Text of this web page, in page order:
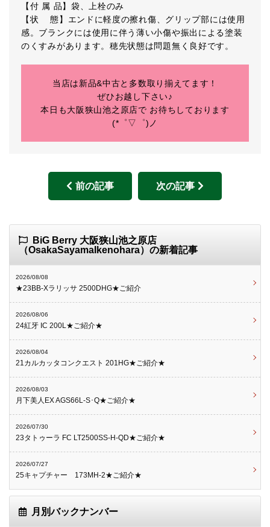
【付 属 品】袋、上栓のみ
【状 態】エンドに軽度の擦れ傷、グリップ部には使用
感。ブランクには使用に伴う薄い小傷や振出による塗装
のくすみがあります。穂先状態は問題無く良好です。
当店は新品&中古と多数取り揃えてます！
ぜひお越し下さい♪
本日も大阪狭山池之原店で お待ちしております
(*゜▽゜)ノ
前の記事 次の記事
BiG Berry 大阪狭山池之原店
（OsakaSayamaIkenohara）の新着記事
2026/08/08
★23BB-Xラリッサ 2500DHG★ご紹介
2026/08/06
24紅牙 IC 200L★ご紹介★
2026/08/04
21カルカッタコンクエスト 201HG★ご紹介★
2026/08/03
月下美人EX AGS66L-S･Q★ご紹介★
2026/07/30
23タトゥーラ FC LT2500SS-H-QD★ご紹介★
2026/07/27
25キャプチャー 173MH-2★ご紹介★
月別バックナンバー